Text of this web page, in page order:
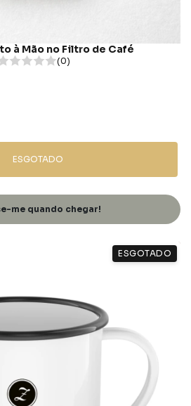
à Mão no Filtro de Café
(0)
ESGOTADO
me quando chegar!
ESGOTADO